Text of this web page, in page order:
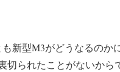
新型M3がどうなるのか
られたことがないから